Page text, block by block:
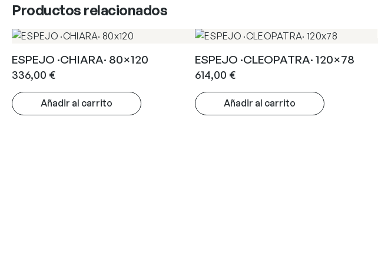
Productos relacionados
ESPEJO ·CHIARA· 80×120
336,00 €
Añadir al carrito
ESPEJO ·CLEOPATRA· 120×78
614,00 €
Añadir al carrito